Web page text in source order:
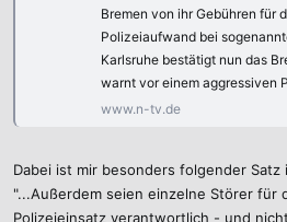
Bremen von ihr Gebühren für
Polizeiaufwand bei
Karlsruhe bestätigt nun das
warnt vor einem aggressiven
www.n-tv.de
Dabei ist mir besonders folgender
"...Außerdem seien einzelne Störer für
Polizeieinsatz verantwortlich - und